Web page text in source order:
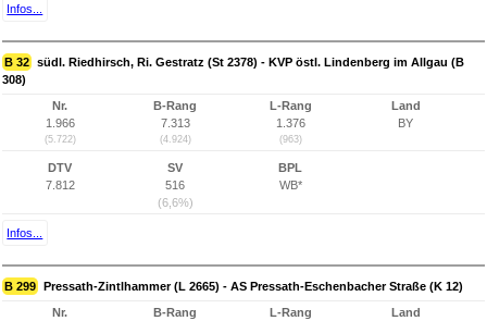
Infos...
B 32 südl. Riedhirsch, Ri. Gestratz (St 2378) - KVP östl. Lindenberg im Allgau (B
308)
Nr.
1.966
(5.722)
B-Rang
7.313
(4.924)
L-Rang
1.376
(963)
Land
BY
DTV
7.812
SV
516
(6,6%)
BPL
WB*
Infos...
B 299 Pressath-Zintlhammer (L 2665) - AS Pressath-Eschenbacher Straße (K 12)
Nr.
B-Rang
L-Rang
Land